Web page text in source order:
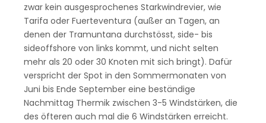
zwar kein ausgesprochenes Starkwindrevier, wie
Tarifa oder Fuerteventura (außer an Tagen, an
denen der Tramuntana durchstösst, side- bis
sideoffshore von links kommt, und nicht selten
mehr als 20 oder 30 Knoten mit sich bringt). Dafür
verspricht der Spot in den Sommermonaten von
Juni bis Ende September eine beständige
Nachmittag Thermik zwischen 3-5 Windstärken, die
des öfteren auch mal die 6 Windstärken erreicht.